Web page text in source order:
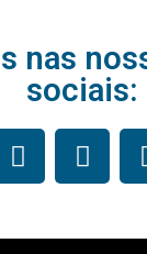
nas
sociais: